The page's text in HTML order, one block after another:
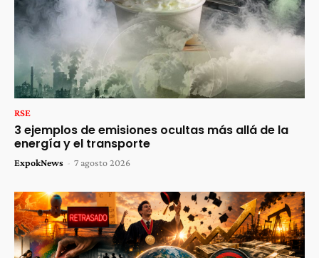
RSE
3 ejemplos de emisiones ocultas más allá de la
energía y el transporte
ExpokNews - 7 agosto 2026